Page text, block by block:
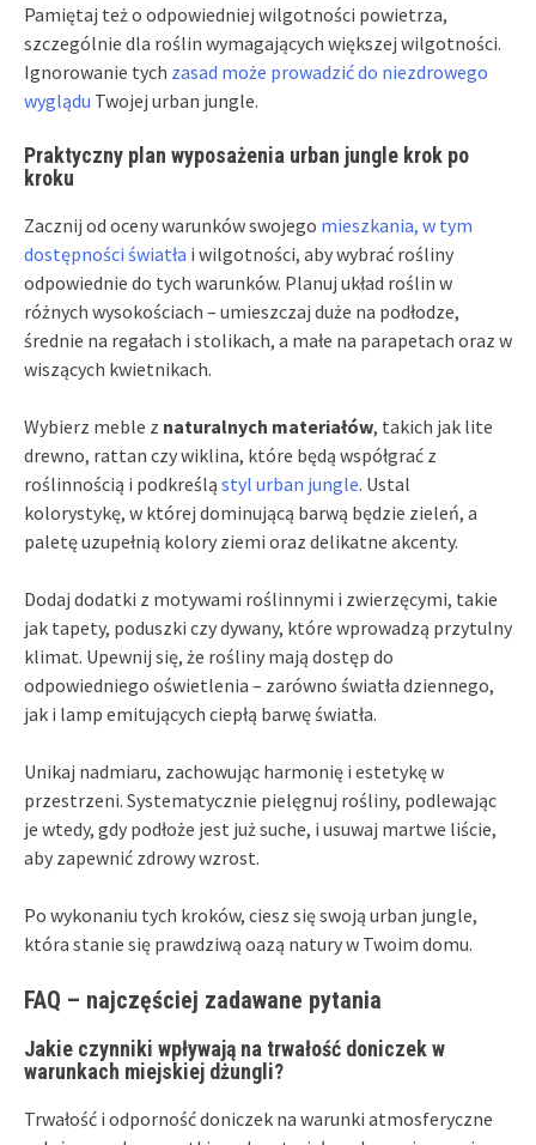
Pamiętaj też o odpowiedniej wilgotności powietrza,
szczególnie dla roślin wymagających większej wilgotności.
Ignorowanie tych zasad może prowadzić do niezdrowego
wyglądu Twojej urban jungle.
Praktyczny plan wyposażenia urban jungle krok po
kroku
Zacznij od oceny warunków swojego mieszkania, w tym
dostępności światła i wilgotności, aby wybrać rośliny
odpowiednie do tych warunków. Planuj układ roślin w
różnych wysokościach – umieszczaj duże na podłodze,
średnie na regałach i stolikach, a małe na parapetach oraz w
wiszących kwietnikach.
Wybierz meble z naturalnych materiałów, takich jak lite
drewno, rattan czy wiklina, które będą współgrać z
roślinnością i podkreślą styl urban jungle. Ustal
kolorystykę, w której dominującą barwą będzie zieleń, a
paletę uzupełnią kolory ziemi oraz delikatne akcenty.
Dodaj dodatki z motywami roślinnymi i zwierzęcymi, takie
jak tapety, poduszki czy dywany, które wprowadzą przytulny
klimat. Upewnij się, że rośliny mają dostęp do
odpowiedniego oświetlenia – zarówno światła dziennego,
jak i lamp emitujących ciepłą barwę światła.
Unikaj nadmiaru, zachowując harmonię i estetykę w
przestrzeni. Systematycznie pielęgnuj rośliny, podlewając
je wtedy, gdy podłoże jest już suche, i usuwaj martwe liście,
aby zapewnić zdrowy wzrost.
Po wykonaniu tych kroków, ciesz się swoją urban jungle,
która stanie się prawdziwą oazą natury w Twoim domu.
FAQ – najczęściej zadawane pytania
Jakie czynniki wpływają na trwałość doniczek w
warunkach miejskiej dżungli?
Trwałość i odporność doniczek na warunki atmosferyczne